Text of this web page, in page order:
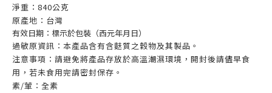
淨重：840公克
原產地：台灣
有效日期：標示於包裝（西元年月日）
過敏原資訊：本產品含有含麩質之穀物及其製品。
注意事項：請避免將產品存放於高溫潮濕環境，開封後請儘早食
用，若未食用完請密封保存。
素/葷：全素